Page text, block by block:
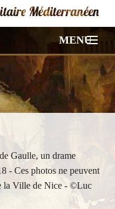
MENU
Gaulle, un drame
- Ces photos ne peuvent
la Ville de Nice - ©Luc